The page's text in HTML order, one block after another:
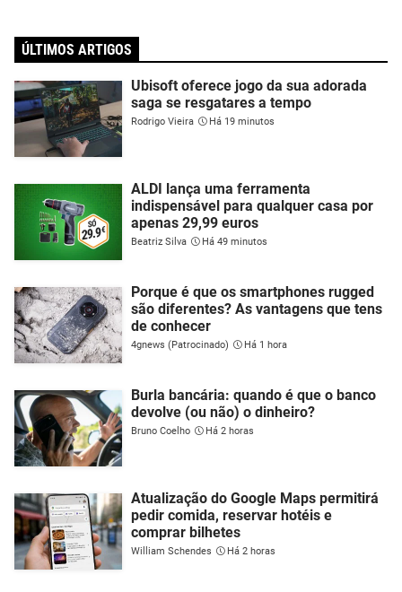
ÚLTIMOS ARTIGOS
Ubisoft oferece jogo da sua adorada
saga se resgatares a tempo
Rodrigo Vieira Há 19 minutos
ALDI lança uma ferramenta
indispensável para qualquer casa por
apenas 29,99 euros
Beatriz Silva Há 49 minutos
Porque é que os smartphones rugged
são diferentes? As vantagens que tens
de conhecer
4gnews (Patrocinado) Há 1 hora
Burla bancária: quando é que o banco
devolve (ou não) o dinheiro?
Bruno Coelho Há 2 horas
Atualização do Google Maps permitirá
pedir comida, reservar hotéis e
comprar bilhetes
William Schendes Há 2 horas